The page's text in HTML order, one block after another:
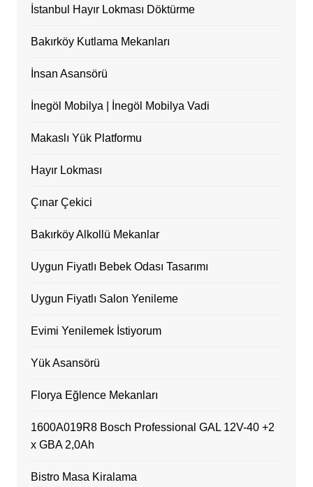
İstanbul Hayır Lokması Döktürme
Bakırköy Kutlama Mekanları
İnsan Asansörü
İnegöl Mobilya | İnegöl Mobilya Vadi
Makaslı Yük Platformu
Hayır Lokması
Çınar Çekici
Bakırköy Alkollü Mekanlar
Uygun Fiyatlı Bebek Odası Tasarımı
Uygun Fiyatlı Salon Yenileme
Evimi Yenilemek İstiyorum
Yük Asansörü
Florya Eğlence Mekanları
1600A019R8 Bosch Professional GAL 12V-40 +2
x GBA 2,0Ah
Bistro Masa Kiralama